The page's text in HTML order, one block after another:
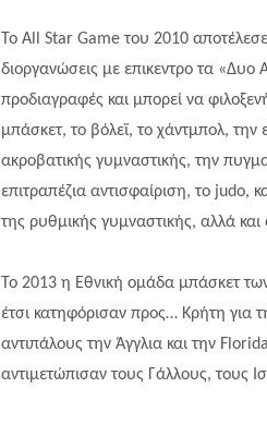
Το All Star Game του 2010
διοργανώσεις με επικεντρο τα «Δυο
προδιαγραφές και μπορεί να
μπάσκετ, το βόλεϊ, το χάντμπολ,
ακροβατικής γυμναστικής, την
επιτραπέζια αντισφαίριση, το
της ρυθμικής γυμναστικής, αλλά
Το 2013 η Εθνική ομάδα μπάσκετ
έτσι κατηφόρισαν προς… Κρήτη για
αντιπάλους την Άγγλια και την Florida
αντιμετώπισαν τους Γάλλους, τους